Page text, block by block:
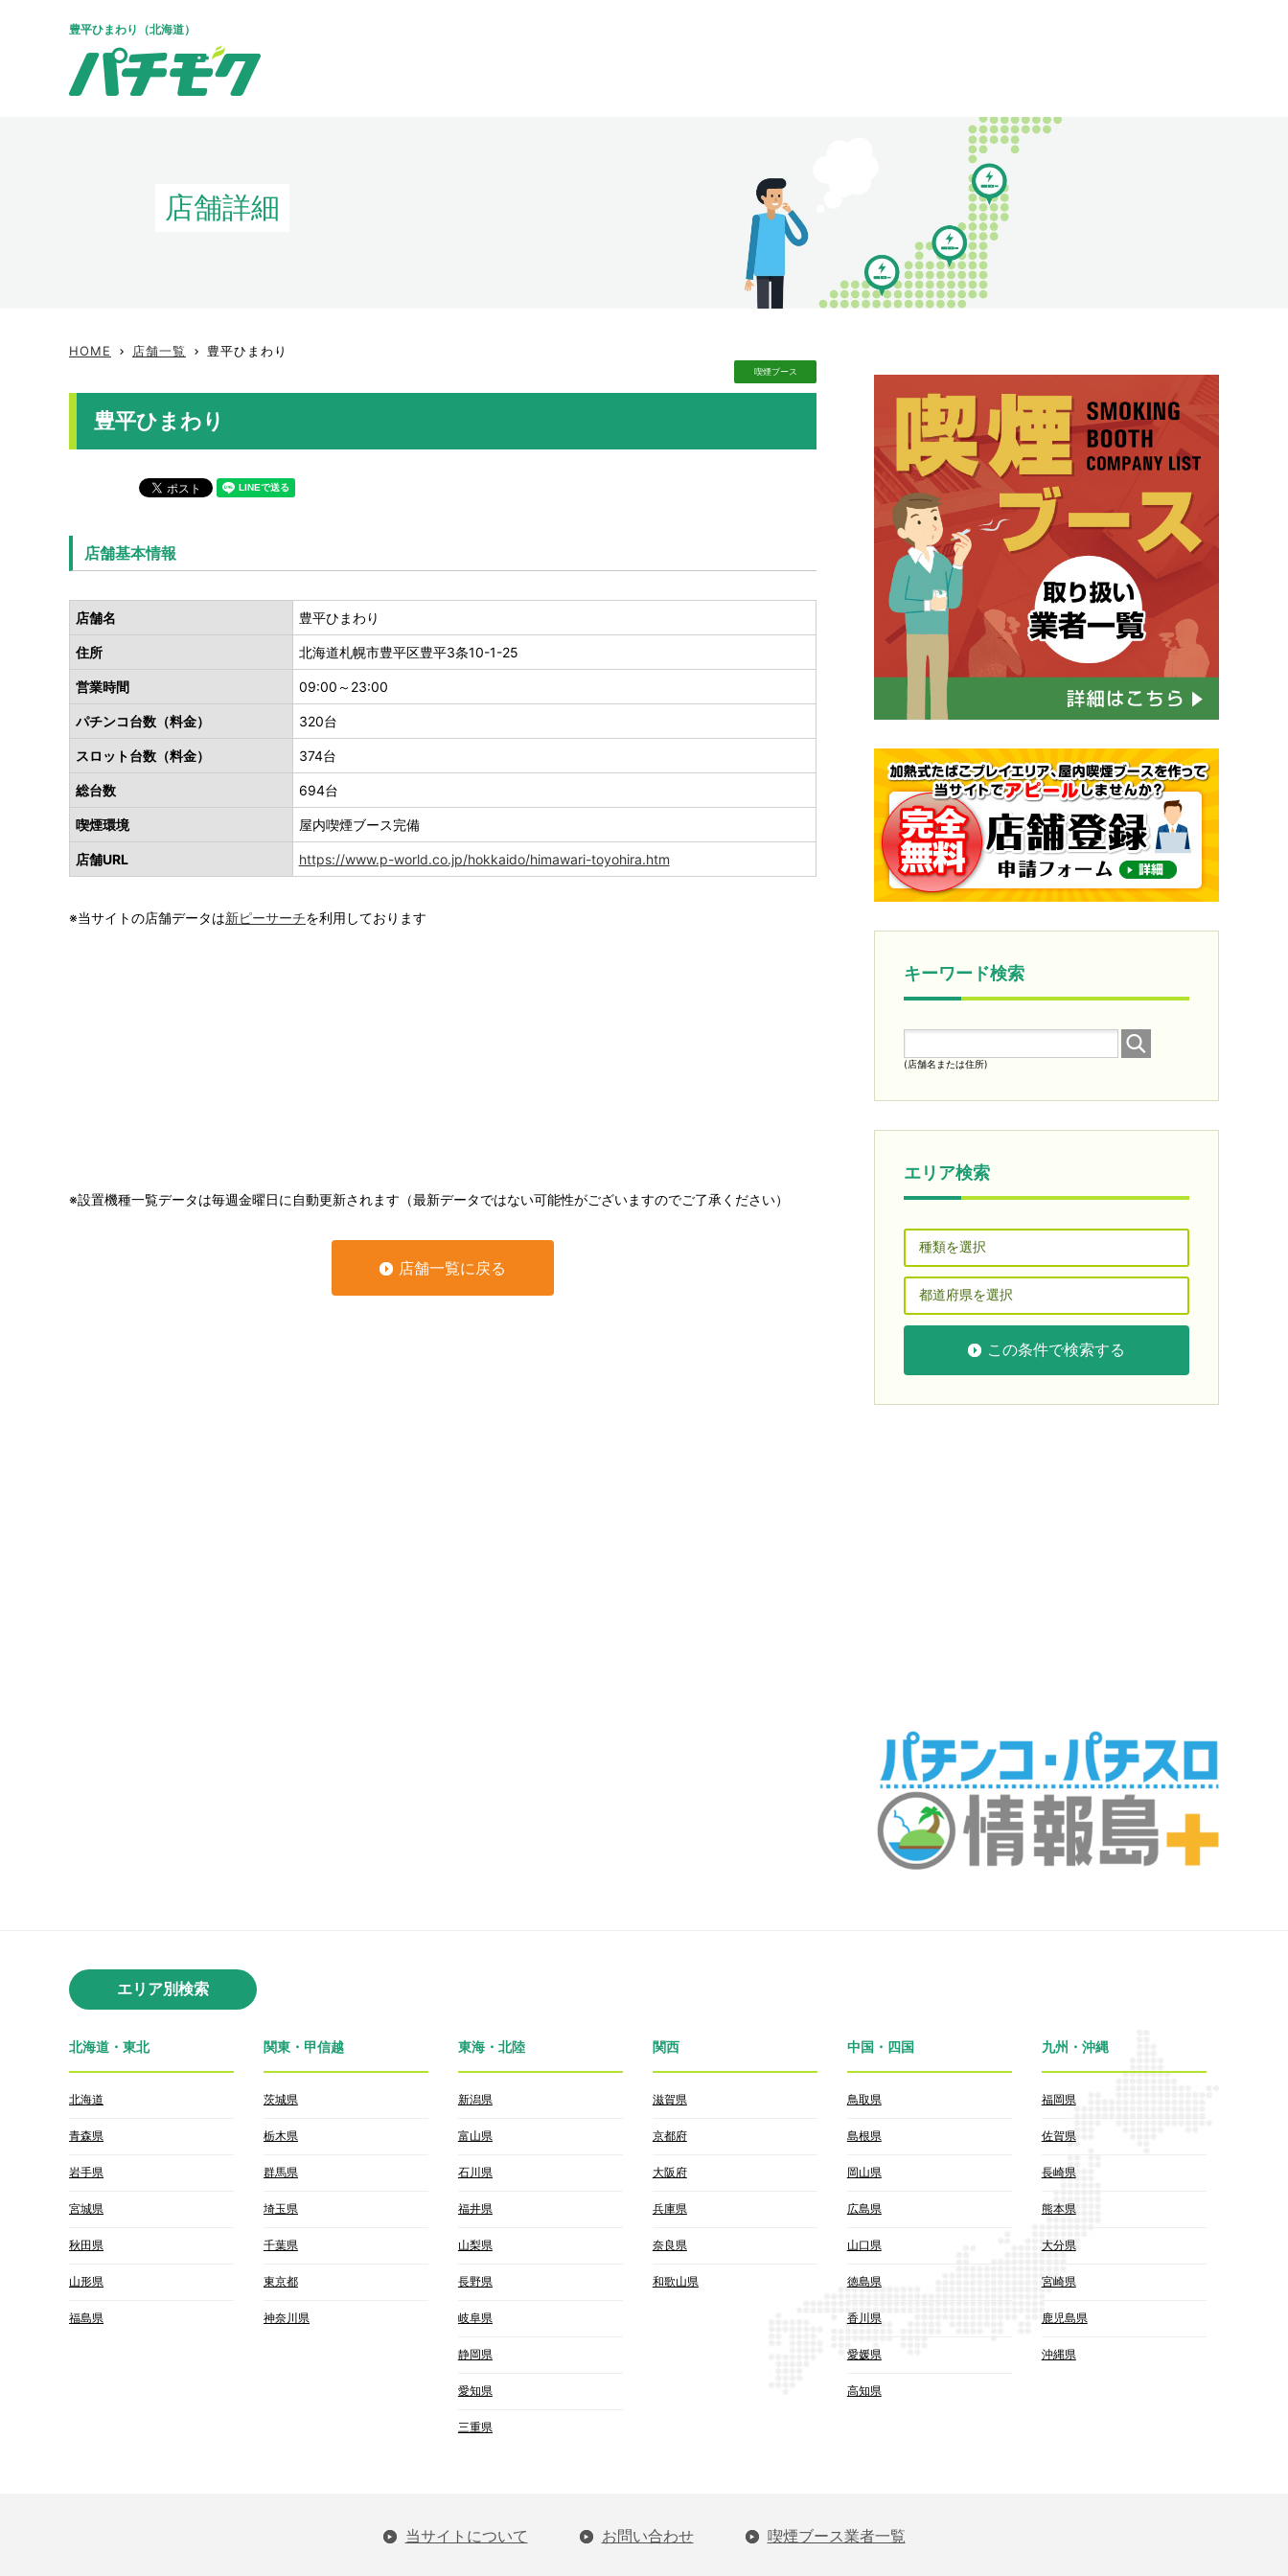
豊平ひまわり（北海道）
店舗詳細
HOME keyboard_arrow_right 店舗一覧 keyboard_arrow_right 豊平ひまわり
喫煙ブース
豊平ひまわり
店舗基本情報
店舗名 豊平ひまわり
住所 北海道札幌市豊平区豊平3条10-1-25
営業時間 09:00～23:00
パチンコ台数（料金） 320台
スロット台数（料金） 374台
総台数 694台
喫煙環境 屋内喫煙ブース完備
店舗URL https://www.p-world.co.jp/hokkaido/himawari-toyohira.htm
※当サイトの店舗データは新ピーサーチを利用しております
※設置機種一覧データは毎週金曜日に自動更新されます（最新データではない可能性がございますのでご了承ください）
店舗一覧に戻る
キーワード検索
(店舗名または住所)
エリア検索
この条件で検索する
エリア別検索
北海道・東北
北海道
青森県
岩手県
宮城県
秋田県
山形県
福島県
関東・甲信越
茨城県
栃木県
群馬県
埼玉県
千葉県
東京都
神奈川県
東海・北陸
新潟県
富山県
石川県
福井県
山梨県
長野県
岐阜県
静岡県
愛知県
三重県
関西
滋賀県
京都府
大阪府
兵庫県
奈良県
和歌山県
中国・四国
鳥取県
島根県
岡山県
広島県
山口県
徳島県
香川県
愛媛県
高知県
九州・沖縄
福岡県
佐賀県
長崎県
熊本県
大分県
宮崎県
鹿児島県
沖縄県
当サイトについて お問い合わせ 喫煙ブース業者一覧